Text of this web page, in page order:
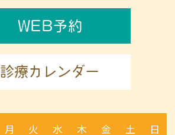
WEB予約
診療カレンダー
月 火 水 木 金 土 日